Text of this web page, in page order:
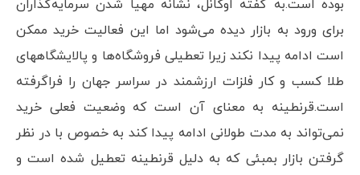
بوده است.به گفته اوکانل، نشانه مهیا شدن سرمایه‌گذاران
برای ورود به بازار دیده می‌شود اما این فعالیت خرید ممکن
است ادامه پیدا نکند زیرا تعطیلی فروشگاه‌ها و پالایشگاههای
طلا کسب و کار فلزات ارزشمند در سراسر جهان را فراگرفته
است.قرنطینه به معنای آن است که وضعیت فعلی خرید
نمی‌تواند به مدت طولانی ادامه پیدا کند به خصوص با در نظر
گرفتن بازار بمبئی که به دلیل قرنطینه تعطیل شده است و